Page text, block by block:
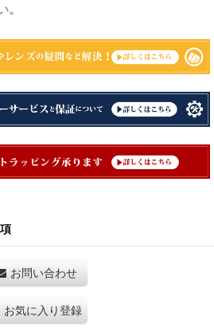
お問い合わせ
お気に入り登録